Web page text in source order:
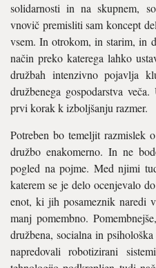
solidarnosti in na skupnem,
vnovič premisliti sam koncept
vsem. In otrokom, in starim, in
način preko katerega lahko
družbah intenzivno pojavlja
družbenega gospodarstva
prvi korak k izboljšanju razmer.
Potreben bo temeljit razmislek
družbo enakomerno. In ne
pogled na pojme. Med njimi
katerem se je delo ocenjevalo
enot, ki jih posameznik naredi
manj pomembno.
družbena, socialna in
napredovali robotizirani